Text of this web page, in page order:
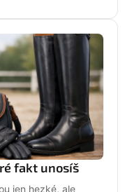
fakt unosíš
jen hezké, ale